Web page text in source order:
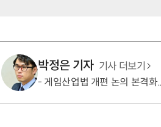
박정은 기자 기사 더보기
게임산업법 개편 논의 본격화